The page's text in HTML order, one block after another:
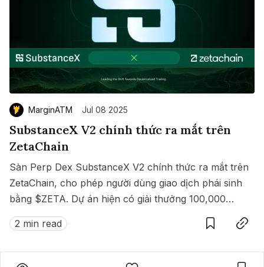
MarginATM Jul 08 2025
SubstanceX V2 chính thức ra mắt trên
ZetaChain
Sàn Perp Dex SubstanceX V2 chính thức ra mắt trên
ZetaChain, cho phép người dùng giao dịch phái sinh
bằng $ZETA. Dự án hiện có giải thưởng 100,000
$ZETA diễn ra từ 8 đến 15/07/2025.
2 min read
SaveCopy link